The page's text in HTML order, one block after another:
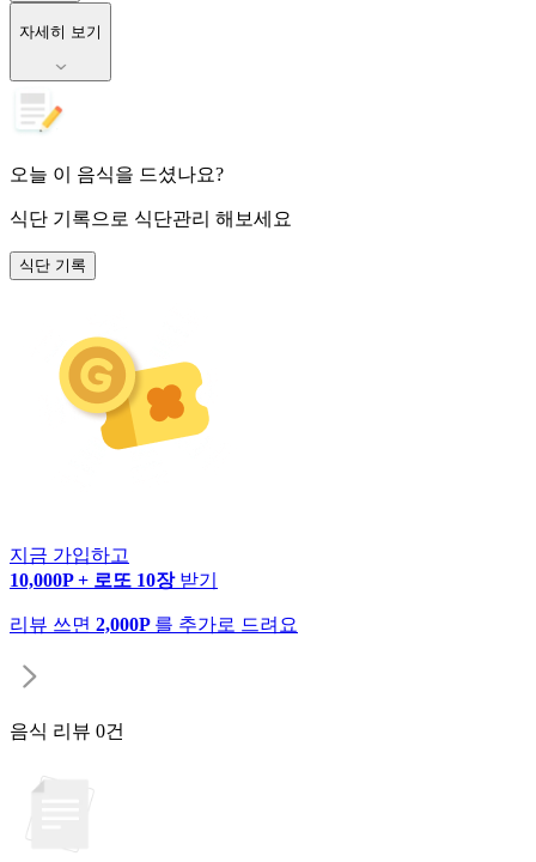
자세히 보기
오늘 이 음식을 드셨나요?
식단 기록으로 식단관리 해보세요
식단 기록
지금 가입하고
10,000P + 로또 10장 받기
리뷰 쓰면 2,000P 를 추가로 드려요
음식 리뷰 0건